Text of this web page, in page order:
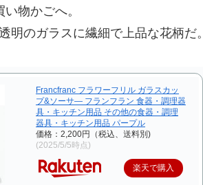
物かごへ。
明のガラスに繊細で上品な花柄だ。
Francfranc フラワーフリル ガラスカッ
プ&ソーサ— フランフラン 食器・調理器
具・キッチン用品 その他の食器・調理
器具・キッチン用品 パープル
価格：2,200円（税込、送料別)
(2025/5/5時点)
楽天で購入